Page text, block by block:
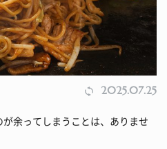
2025.07.25
余ってしまうことは、ありませ